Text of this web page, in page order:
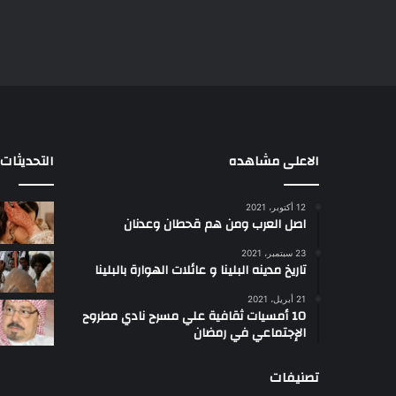
الاعلى مشاهده
12 أكتوبر، 2021
اصل العرب ومن هم قحطان وعدنان
23 سبتمبر، 2021
تاريخ مدينه البلينا و عائلات الهوارة بالبلينا
21 أبريل، 2021
10 أمسيات ثقافية علي مسرح نادي مطروح
الإجتماعي في رمضان
تصنيفات
التحديثات